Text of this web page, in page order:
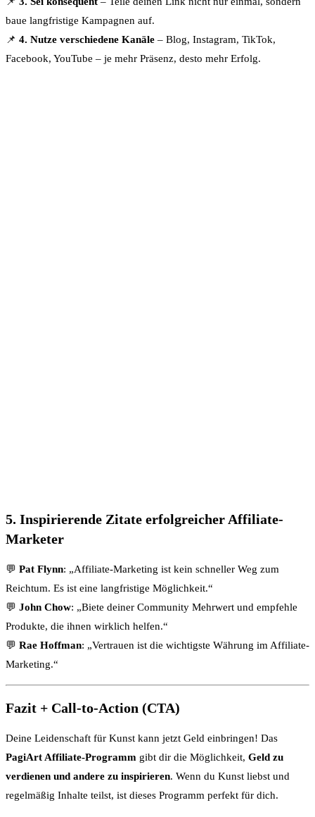
baue langfristige Kampagnen auf.
📌 4. Nutze verschiedene Kanäle – Blog, Instagram, TikTok,
Facebook, YouTube – je mehr Präsenz, desto mehr Erfolg.
5. Inspirierende Zitate erfolgreicher Affiliate-
Marketer
💬 Pat Flynn: „Affiliate-Marketing ist kein schneller Weg zum
Reichtum. Es ist eine langfristige Möglichkeit.“
💬 John Chow: „Biete deiner Community Mehrwert und empfehle
Produkte, die ihnen wirklich helfen.“
💬 Rae Hoffman: „Vertrauen ist die wichtigste Währung im Affiliate-
Marketing.“
Fazit + Call-to-Action (CTA)
Deine Leidenschaft für Kunst kann jetzt Geld einbringen! Das
PagiArt Affiliate-Programm gibt dir die Möglichkeit, Geld zu
verdienen und andere zu inspirieren. Wenn du Kunst liebst und
regelmäßig Inhalte teilst, ist dieses Programm perfekt für dich.